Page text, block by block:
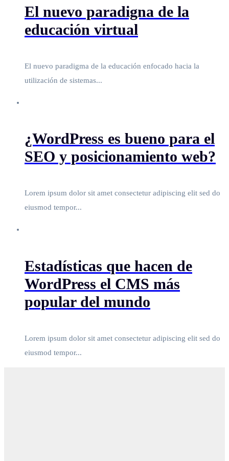
El nuevo paradigna de la
educación virtual
El nuevo paradigma de la educación enfocado hacia la
utilización de sistemas...
¿WordPress es bueno para el
SEO y posicionamiento web?
Lorem ipsum dolor sit amet consectetur adipiscing elit sed do
eiusmod tempor...
Estadísticas que hacen de
WordPress el CMS más
popular del mundo
Lorem ipsum dolor sit amet consectetur adipiscing elit sed do
eiusmod tempor...